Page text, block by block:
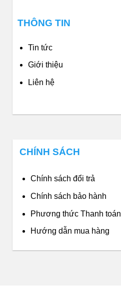
THÔNG TIN
Tin tức
Giới thiệu
Liên hệ
CHÍNH SÁCH
Chính sách đổi trả
Chính sách bảo hành
Phương thức Thanh toán
Hướng dẫn mua hàng